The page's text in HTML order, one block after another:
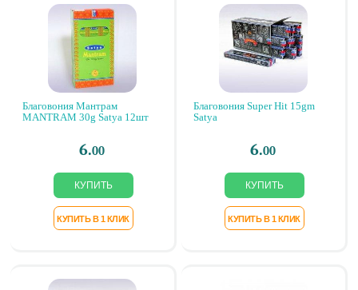
Благовония Мантрам
MANTRAM 30g Satya 12шт
6.00
Благовония Super Hit 15gm
Satya
6.00